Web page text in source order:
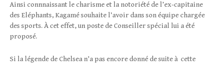
Ainsi connnaissant le charisme et la notoriété de l’ex-capitaine
des Eléphants, Kagamé souhaite l’avoir dans son équipe chargée
des sports. À cet effet, un poste de Conseiller spécial lui a été
proposé.
Si la légende de Chelsea n’a pas encore donné de suite à cette